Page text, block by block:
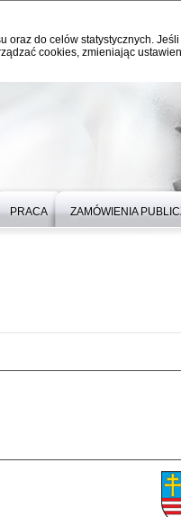
do celów statystycznych.
cookies, zmieniając
PRACA ZAMÓWIENIA